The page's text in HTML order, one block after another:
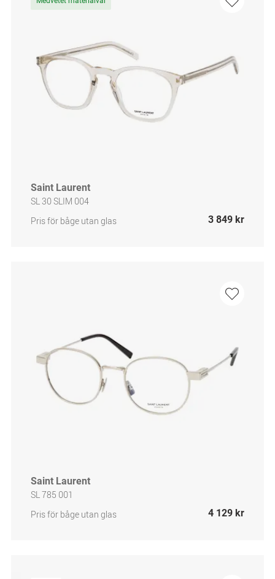
Saint Laurent
SL 30 SLIM 004
Pris för båge utan glas
3 849 kr
Saint Laurent
SL 785 001
Pris för båge utan glas
4 129 kr